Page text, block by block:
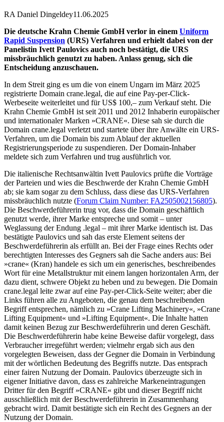
RA Daniel Dingeldey11.06.2025
Die deutsche Krahn Chemie GmbH verlor in einem Uniform
Rapid Suspension (URS) Verfahren und erhielt dabei von der
Panelistin Ivett Paulovics auch noch bestätigt, die URS
missbräuchlich genutzt zu haben. Anlass genug, sich die
Entscheidung anzuschauen.
In dem Streit ging es um die von einem Ungarn im März 2025
registrierte Domain crane.legal, die auf eine Pay-per-Click-
Werbeseite weiterleitet und für US$ 100,– zum Verkauf steht. Die
Krahn Chemie GmbH ist seit 2011 und 2012 Inhaberin europäischer
und internationaler Marken »CRANE«. Diese sah sie durch die
Domain crane.legal verletzt und startete über ihre Anwälte ein URS-
Verfahren, um die Domain bis zum Ablauf der aktuellen
Registrierungsperiode zu suspendieren. Der Domain-Inhaber
meldete sich zum Verfahren und trug ausführlich vor.
Die italienische Rechtsanwältin Ivett Paulovics prüfte die Vorträge
der Parteien und wies die Beschwerde der Krahn Chemie GmbH
ab; sie kam sogar zu dem Schluss, dass diese das URS-Verfahren
missbräuchlich nutzte (Forum Claim Number: FA2505002156805).
Die Beschwerdeführerin trug vor, dass die Domain geschäftlich
genutzt werde, ihrer Marke entspreche und somit – unter
Weglassung der Endung .legal – mit ihrer Marke identisch ist. Das
bestätigte Paulovics und sah das erste Element seitens der
Beschwerdeführerin als erfüllt an. Bei der Frage eines Rechts oder
berechtigten Interesses des Gegners sah die Sache anders aus: Bei
»crane« (Kran) handele es sich um ein generisches, beschreibendes
Wort für eine Metallstruktur mit einem langen horizontalen Arm, der
dazu dient, schwere Objekt zu heben und zu bewegen. Die Domain
crane.legal leite zwar auf eine Pay-per-Click-Seite weiter; aber die
Links führen alle zu Angeboten, die genau dem beschreibenden
Begriff entsprechen, nämlich zu »Crane Lifting Machinery«, »Crane
Lifting Equipment« und »Lifting Equipment«. Die Inhalte hatten
damit keinen Bezug zur Beschwerdeführerin und deren Geschäft.
Die Beschwerdeführerin habe keine Beweise dafür vorgelegt, dass
Verbraucher irregeführt werden; vielmehr ergab sich aus den
vorgelegten Beweisen, dass der Gegner die Domain in Verbindung
mit der wörtlichen Bedeutung des Begriffs nutzte. Das entsprach
einer fairen Nutzung der Domain. Paulovics überzeugte sich in
eigener Initiative davon, dass es zahlreiche Markeneintragungen
Dritter für den Begriff »CRANE« gibt und dieser Begriff nicht
ausschließlich mit der Beschwerdeführerin in Zusammenhang
gebracht wird. Damit bestätigte sich ein Recht des Gegners an der
Nutzung der Domain.